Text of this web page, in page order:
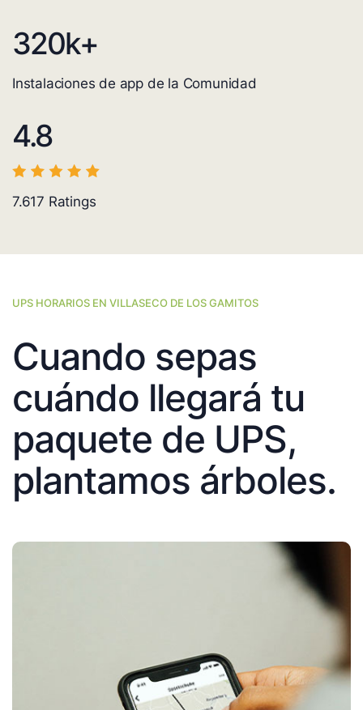
320k+
Instalaciones de app de la Comunidad
4.8
7.617 Ratings
UPS HORARIOS EN VILLASECO DE LOS GAMITOS
Cuando sepas
cuándo llegará tu
paquete de UPS,
plantamos árboles.